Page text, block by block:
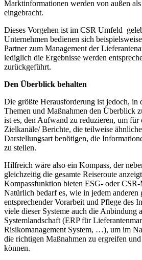
Marktinformationen werden von außen
eingebracht.
Dieses Vorgehen ist im CSR Umfeld
Unternehmen bedienen sich
Partner zum Management der
lediglich die Ergebnisse werden
zurückgeführt.
Den Überblick behalten
Die größte Herausforderung ist jedoch, in
Themen und Maßnahmen den Überblick
ist es, den Aufwand zu reduzieren, um für
Zielkanäle/ Berichte, die teilweise
Darstellungsart benötigen, die
zu stellen.
Hilfreich wäre also ein Kompass, der
gleichzeitig die gesamte Reiseroute
Kompassfunktion bieten ESG- oder CSR-
Natürlich bedarf es, wie in jedem anderen
entsprechender Vorarbeit und Pflege des
viele dieser Systeme auch die Anbindung
Systemlandschaft (ERP für
Risikomanagement System, …), um im
die richtigen Maßnahmen zu ergreifen
können.